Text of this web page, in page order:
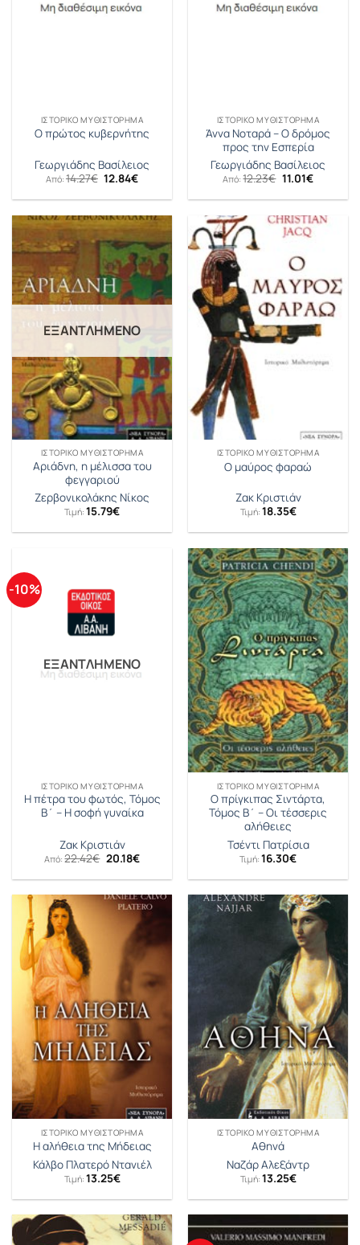
ΙΣΤΟΡΙΚΌ ΜΥΘΙΣΤΌΡΗΜΑ
Ο πρώτος κυβερνήτης
Γεωργιάδης Βασίλειος
Από: 14.27€ Original
price
was:
12.84€Η
τιμή
12.84€.
ΙΣΤΟΡΙΚΌ ΜΥΘΙΣΤΌΡΗΜΑ
Άννα Νοταρά – Ο δρόμος
προς την Εσπερία
Γεωργιάδης Βασίλειος
Από:12.23€ Original
price
was:
11.01€Η
τιμή
11.01€.
ΕΞΑΝΤΛΗΜΈΝΟ
ΙΣΤΟΡΙΚΌ ΜΥΘΙΣΤΌΡΗΜΑ
Αριάδνη, η μέλισσα του
φεγγαριού
Ζερβονικολάκης Νίκος
Τιμή: 15.79€
ΙΣΤΟΡΙΚΌ ΜΥΘΙΣΤΌΡΗΜΑ
Ο μαύρος φαραώ
Ζακ Κριστιάν
Τιμή: 18.35€
-10%
ΕΞΑΝΤΛΗΜΈΝΟ
ΙΣΤΟΡΙΚΌ ΜΥΘΙΣΤΌΡΗΜΑ
Η πέτρα του φωτός, Τόμος
Β΄ – Η σοφή γυναίκα
Ζακ Κριστιάν
Από:22.42€ Original
price
was:
20.18€Η
τιμή
20.18€.
ΙΣΤΟΡΙΚΌ ΜΥΘΙΣΤΌΡΗΜΑ
Ο πρίγκιπας Σιντάρτα,
Τόμος Β΄ – Οι τέσσερις
αλήθειες
Τσέντι Πατρίσια
Τιμή: 16.30€
ΙΣΤΟΡΙΚΌ ΜΥΘΙΣΤΌΡΗΜΑ
Η αλήθεια της Μήδειας
Κάλβο Πλατερό Ντανιέλ
Τιμή: 13.25€
ΙΣΤΟΡΙΚΌ ΜΥΘΙΣΤΌΡΗΜΑ
Αθηνά
Ναζάρ Αλεξάντρ
Τιμή: 13.25€